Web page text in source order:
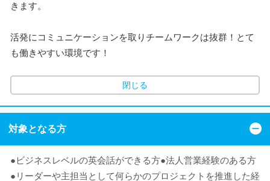
きます。
活発にコミュニケーションを取りチームワークは抜群！とて
も働きやすい環境です！
閉じる
対象となる方
●ビジネスレベルの英会話ができる方●法人営業経験のある方
●リーダーや主担当として何らかのプロジェクトを推進した経